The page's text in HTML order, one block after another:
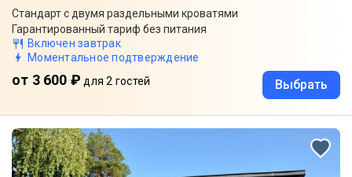
Стандарт с двумя раздельными кроватями
Гарантированный тариф без питания
Включен завтрак
Моментальное подтверждение
от 3 600 ₽ для 2 гостей Выбрать